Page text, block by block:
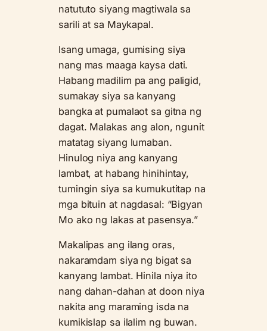
natututo siyang magtiwala sa
sarili at sa Maykapal.
Isang umaga, gumising siya
nang mas maaga kaysa dati.
Habang madilim pa ang paligid,
sumakay siya sa kanyang
bangka at pumalaot sa gitna ng
dagat. Malakas ang alon, ngunit
matatag siyang lumaban.
Hinulog niya ang kanyang
lambat, at habang hinihintay,
tumingin siya sa kumukutitap na
mga bituin at nagdasal: “Bigyan
Mo ako ng lakas at pasensya.”
Makalipas ang ilang oras,
nakaramdam siya ng bigat sa
kanyang lambat. Hinila niya ito
nang dahan-dahan at doon niya
nakita ang maraming isda na
kumikislap sa ilalim ng buwan.